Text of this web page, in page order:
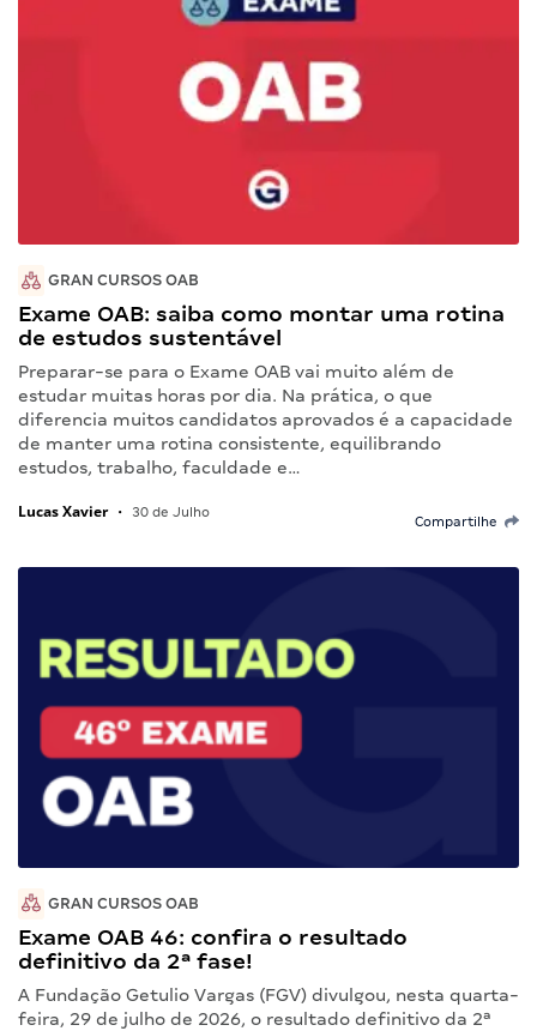
GRAN CURSOS OAB
Exame OAB: saiba como montar uma rotina
de estudos sustentável
Preparar-se para o Exame OAB vai muito além de
estudar muitas horas por dia. Na prática, o que
diferencia muitos candidatos aprovados é a capacidade
de manter uma rotina consistente, equilibrando
estudos, trabalho, faculdade e…
Lucas Xavier • 30 de Julho
Compartilhe
GRAN CURSOS OAB
Exame OAB 46: confira o resultado
definitivo da 2ª fase!
A Fundação Getulio Vargas (FGV) divulgou, nesta quarta-
feira, 29 de julho de 2026, o resultado definitivo da 2ª